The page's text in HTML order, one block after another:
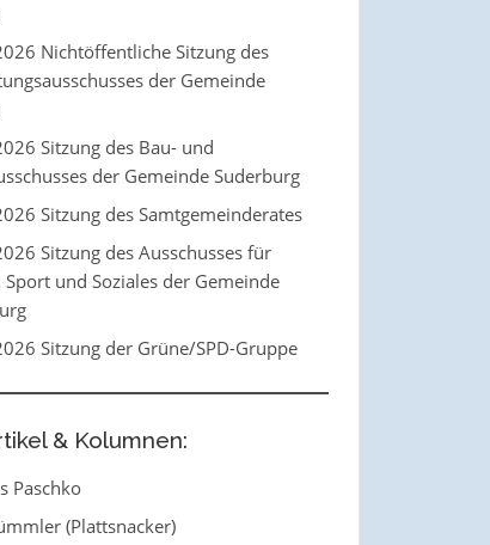
Nichtöffentliche Sitzung des
der Gemeinde
Sitzung des Bau- und
der Gemeinde Suderburg
Sitzung des Samtgemeinderates
Sitzung des Ausschusses für
Sport und Soziales der Gemeinde
Sitzung der Grüne/SPD-Gruppe
& Kolumnen:
Paschko
(Plattsnacker)